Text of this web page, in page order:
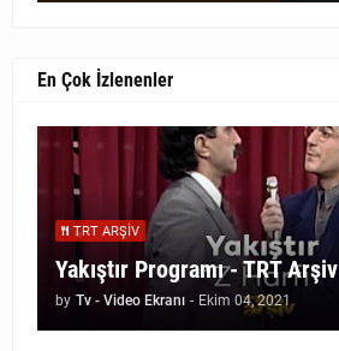
En Çok İzlenenler
TRT ARŞIV
Yakıştır Programı - TRT Arşiv
by Tv - Video Ekranı - Ekim 04, 2021